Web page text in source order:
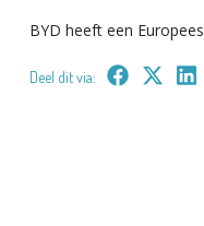
BYD heeft een
Deel dit via: